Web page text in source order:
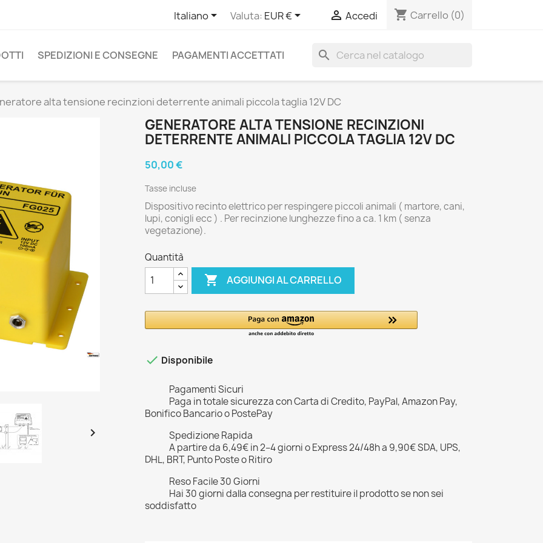
Italiano Valuta: EUR €  Accedi shopping_cart Carrello (0)
SPEDIZIONI E CONSEGNE PAGAMENTI ACCETTATI search
alta tensione recinzioni deterrente animali piccola taglia 12V DC

GENERATORE ALTA TENSIONE RECINZIONI
DETERRENTE ANIMALI PICCOLA TAGLIA 12V DC
50,00 €
Tasse incluse
Dispositivo recinto elettrico per respingere piccoli animali ( martore, cani,
lupi, conigli ecc ) . Per recinzione lunghezze fino a ca. 1 km ( senza
vegetazione).
Quantità
 AGGIUNGI AL CARRELLO
 Disponibile
Pagamenti Sicuri
Paga in totale sicurezza con Carta di Credito, PayPal, Amazon Pay,
Bonifico Bancario o PostePay
Spedizione Rapida
A partire da 6,49€ in 2–4 giorni o Express 24/48h a 9,90€ SDA, UPS,
DHL, BRT, Punto Poste o Ritiro
Reso Facile 30 Giorni
Hai 30 giorni dalla consegna per restituire il prodotto se non sei
soddisfatto